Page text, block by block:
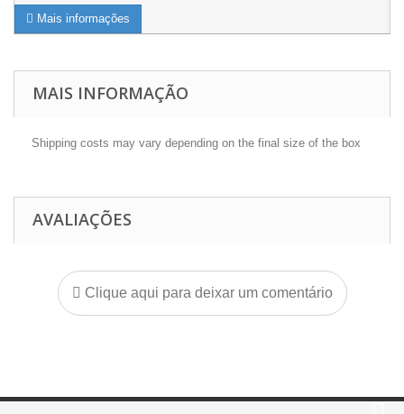
Mais informações
MAIS INFORMAÇÃO
Shipping costs may vary depending on the final size of the box
AVALIAÇÕES
Clique aqui para deixar um comentário